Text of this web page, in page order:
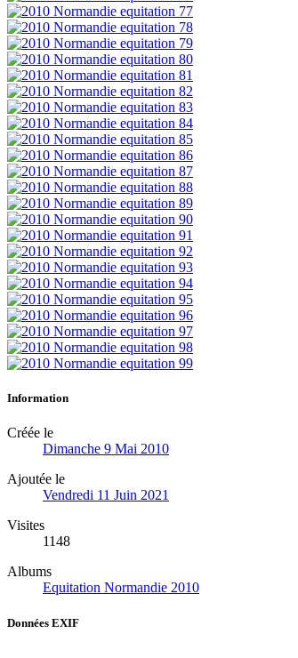
Information
Créée le
Dimanche 9 Mai 2010
Ajoutée le
Vendredi 11 Juin 2021
Visites
1148
Albums
Equitation Normandie 2010
Données EXIF